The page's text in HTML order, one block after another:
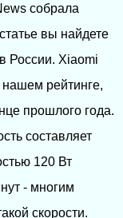
собрала
вы найдете
России. Xiaomi
рейтинге,
прошлого года.
составляет
120 Вт
- многим
скорости.